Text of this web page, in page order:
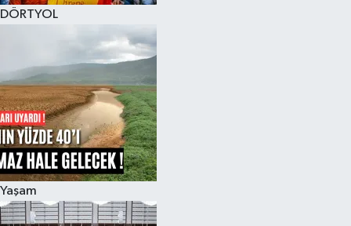
DÖRTYOL
Yaşam